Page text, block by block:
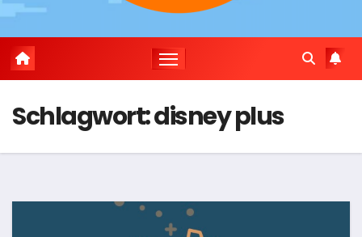
Schlagwort:disney plus